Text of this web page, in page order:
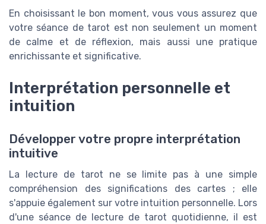
En choisissant le bon moment, vous vous assurez que
votre séance de tarot est non seulement un moment
de calme et de réflexion, mais aussi une pratique
enrichissante et significative.
Interprétation personnelle et
intuition
Développer votre propre interprétation
intuitive
La lecture de tarot ne se limite pas à une simple
compréhension des significations des cartes ; elle
s'appuie également sur votre intuition personnelle. Lors
d'une séance de lecture de tarot quotidienne, il est